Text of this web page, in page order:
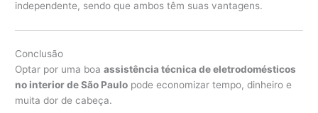
independente, sendo que ambos têm suas vantagens.
Conclusão
Optar por uma boaassistência técnica de eletrodomésticos
no interior de São Paulo pode economizar tempo, dinheiro e
muita dor de cabeça.